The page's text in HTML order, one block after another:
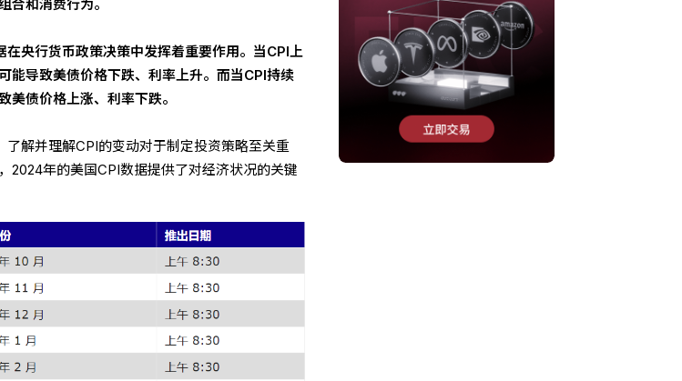
合和消费行为。
央行货币政策决策中发挥着重要作用。当CPI上
能导致美债价格下跌、利率上升。而当CPI持续
美债价格上涨、利率下跌。
解并理解CPI的变动对于制定投资策略至关重
2024年的美国CPI数据提供了对经济状况的关键